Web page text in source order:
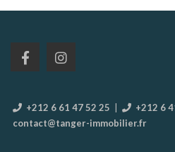
+212 6 61 47 52 25 +212 6
contact@tanger-immobilier.fr